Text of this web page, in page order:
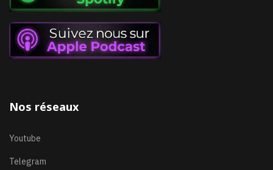
Nos réseaux
Youtube
Telegram